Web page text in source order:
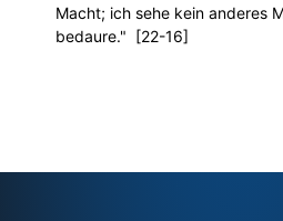
Macht; ich sehe kein anderes
bedaure." [22-16]